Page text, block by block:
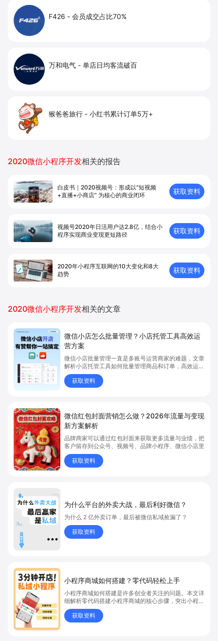
F426 - 会员成交占比70%
万和电气 - 单店日均客流破百
猴爸爸旅行 - 小红书累计订单5万+
2020微信小程序开发相关的报告
白皮书｜2020视频号：形成以“短视频
+直播+小商店” 为核心的商业闭环
获取资料
视频号2020年日活用户达2.8亿，结合小
程序实现商业变现更短路径
获取资料
2020年小程序互联网的10大变化和8大
趋势
获取资料
2020微信小程序开发相关的文章
微信小店怎么批量管理？小店托管工具高效运
营方案
微信小店批量管理一直是多账号运营商家的难题，文章
解析小店托管工具如何批量管理商品和订单，高效运营
多账号微信小店。通过智能同步、AI运营托管和丰富营
销玩法，全面提升门店管理效率。点击了解微信小店批
量管理、高效托管的实用方案！
获取资料
微信红包封面营销怎么做？2026年流量与变现
新方案解析
品牌商家可以通过红包封面来获取更多流量与业绩，把
客户留存到公众号、视频号、品牌小程序、微信小店里
获取资料
为什么平台的外卖大战，最后利好微信？
为什么 2 亿外卖订单，最后被微信私域捡漏了？
获取资料
小程序商城如何搭建？零代码轻松上手
小程序商城如何搭建是许多创业者关注的问题。本文详
细解析零代码搭建小程序商城的核心步骤，突出小程序
商城、商城搭建与零代码开店优势，帮助你轻松实现商
品上架、全渠道销售及高效会员运营，快速开启线上卖
货新模式。点击获取详细操作指南！
获取资料